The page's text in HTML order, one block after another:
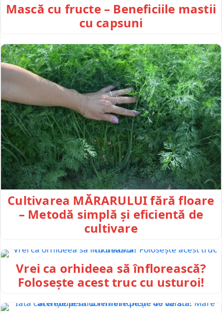
Mască cu fructe – Beneficiile mastii
cu capsuni
Cultivarea MĂRARULUI fără floare
– Metodă simplă și eficientă de
cultivare
Vrei ca orhideea să înflorească?
Folosește acest truc cu usturoi!